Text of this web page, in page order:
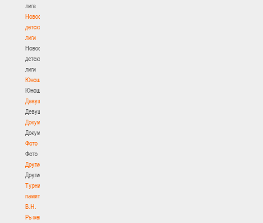
лиге
Новости
детской
лиги
Новости
детской
лиги
Юноши
Юноши
Девушки
Девушки
Документы
Документы
Фото
Фото
Другие
Другие
Турнир
памяти
В.Н.
Рыженкова